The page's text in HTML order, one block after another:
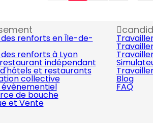
renforts en Île-de-
renforts à Lyon
indépendant
et restaurants
collective
de bouche
et Vente
Blog
FAQ